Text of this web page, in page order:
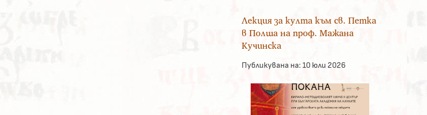
Лекция за култа към св. Петка
в Полша на проф. Мажана
Кучинска
Публикувана на: 10 юли 2026